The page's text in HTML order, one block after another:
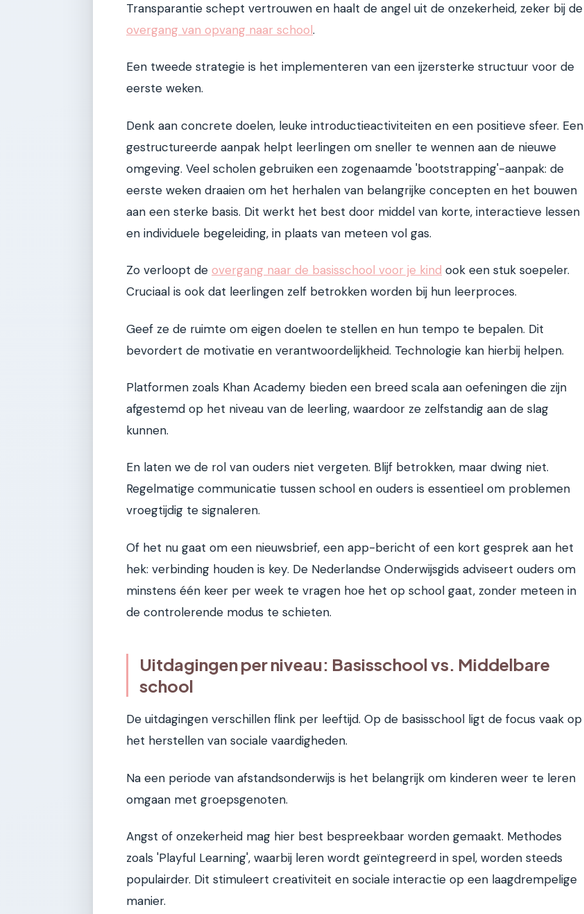
Transparantie schept vertrouwen en haalt de angel uit de onzekerheid, zeker bij de
overgang van opvang naar school.
Een tweede strategie is het implementeren van een ijzersterke structuur voor de
eerste weken.
Denk aan concrete doelen, leuke introductieactiviteiten en een positieve sfeer. Een
gestructureerde aanpak helpt leerlingen om sneller te wennen aan de nieuwe
omgeving. Veel scholen gebruiken een zogenaamde 'bootstrapping'-aanpak: de
eerste weken draaien om het herhalen van belangrijke concepten en het bouwen
aan een sterke basis. Dit werkt het best door middel van korte, interactieve lessen
en individuele begeleiding, in plaats van meteen vol gas.
Zo verloopt de overgang naar de basisschool voor je kind ook een stuk soepeler.
Cruciaal is ook dat leerlingen zelf betrokken worden bij hun leerproces.
Geef ze de ruimte om eigen doelen te stellen en hun tempo te bepalen. Dit
bevordert de motivatie en verantwoordelijkheid. Technologie kan hierbij helpen.
Platformen zoals Khan Academy bieden een breed scala aan oefeningen die zijn
afgestemd op het niveau van de leerling, waardoor ze zelfstandig aan de slag
kunnen.
En laten we de rol van ouders niet vergeten. Blijf betrokken, maar dwing niet.
Regelmatige communicatie tussen school en ouders is essentieel om problemen
vroegtijdig te signaleren.
Of het nu gaat om een nieuwsbrief, een app-bericht of een kort gesprek aan het
hek: verbinding houden is key. De Nederlandse Onderwijsgids adviseert ouders om
minstens één keer per week te vragen hoe het op school gaat, zonder meteen in
de controlerende modus te schieten.
Uitdagingen per niveau: Basisschool vs. Middelbare
school
De uitdagingen verschillen flink per leeftijd. Op de basisschool ligt de focus vaak op
het herstellen van sociale vaardigheden.
Na een periode van afstandsonderwijs is het belangrijk om kinderen weer te leren
omgaan met groepsgenoten.
Angst of onzekerheid mag hier best bespreekbaar worden gemaakt. Methodes
zoals 'Playful Learning', waarbij leren wordt geïntegreerd in spel, worden steeds
populairder. Dit stimuleert creativiteit en sociale interactie op een laagdrempelige
manier.